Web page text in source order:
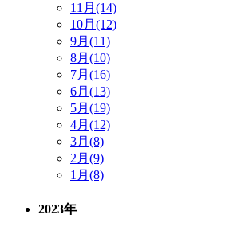
11月(14)
10月(12)
9月(11)
8月(10)
7月(16)
6月(13)
5月(19)
4月(12)
3月(8)
2月(9)
1月(8)
2023年